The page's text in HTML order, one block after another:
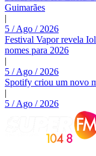
Guimarães
|
5 / Ago / 2026
Festival Vapor revela
nomes para 2026
|
5 / Ago / 2026
Spotify criou um novo
|
5 / Ago / 2026